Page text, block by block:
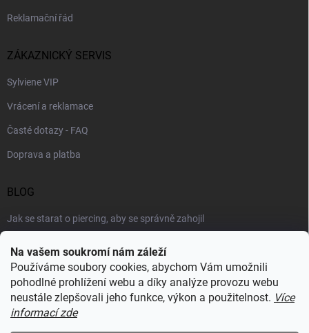
Na vašem soukromí nám záleží
Používáme soubory cookies, abychom Vám umožnili
pohodlné prohlížení webu a díky analýze provozu webu
neustále zlepšovali jeho funkce, výkon a použitelnost. Více
informací zde
Reklamační řád
ZÁKAZNICKÝ SERVIS
Sylviene VIP
Vrácení a reklamace
Časté dotazy - FAQ
Doprava a platba
BLOG
Jak se starat o piercing, aby se správně zahojil
Šperky a voda: co šperkům vadí nejvíc a proč